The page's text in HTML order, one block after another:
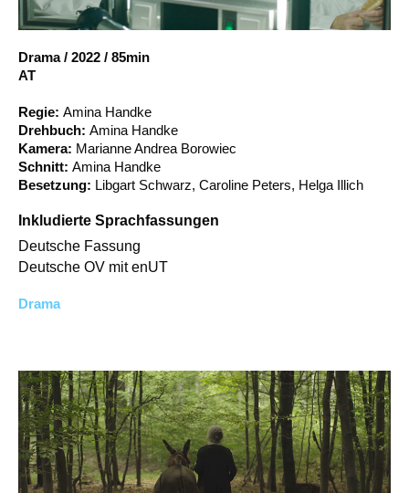
Account
Drama / 2022 / 85min
AT
Regie: Amina Handke
Drehbuch: Amina Handke
Kamera: Marianne Andrea Borowiec
Schnitt: Amina Handke
Besetzung: Libgart Schwarz, Caroline Peters, Helga Illich
Inkludierte Sprachfassungen
Deutsche Fassung
Deutsche OV mit enUT
Drama